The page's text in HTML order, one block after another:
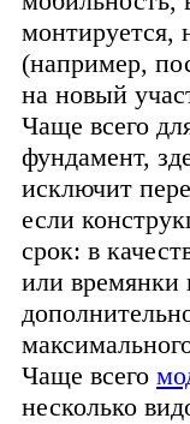
монтируется,
(например,
на новый
Чаще всего
фундамент,
исключит
если
срок: в
или времянки
Чаще всего
несколько